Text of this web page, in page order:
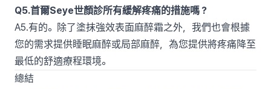
Q5.首爾Seye世顏診所有緩解疼痛的措施嗎？
A5.有的。除了塗抹強效表面麻醉霜之外，我們也會根據
您的需求提供睡眠麻醉或局部麻醉，為您提供將疼痛降至
最低的舒適療程環境。
總結